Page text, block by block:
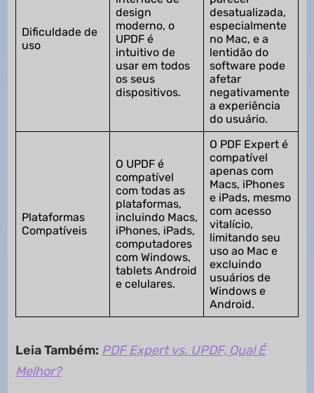
Dificuldade de
uso
design
moderno, o
UPDF é
intuitivo de
usar em todos
os seus
dispositivos.
desatualizada,
especialmente
no Mac, e a
lentidão do
software pode
afetar
negativamente
a experiência
do usuário.
Plataformas
Compatíveis
O UPDF é
compatível
com todas as
plataformas,
incluindo Macs,
iPhones, iPads,
computadores
com Windows,
tablets Android
e celulares.
O PDF Expert é
compatível
apenas com
Macs, iPhones
e iPads, mesmo
com acesso
vitalício,
limitando seu
uso ao Mac e
excluindo
usuários de
Windows e
Android.
Leia Também: PDF Expert vs. UPDF, Qual É
Melhor?